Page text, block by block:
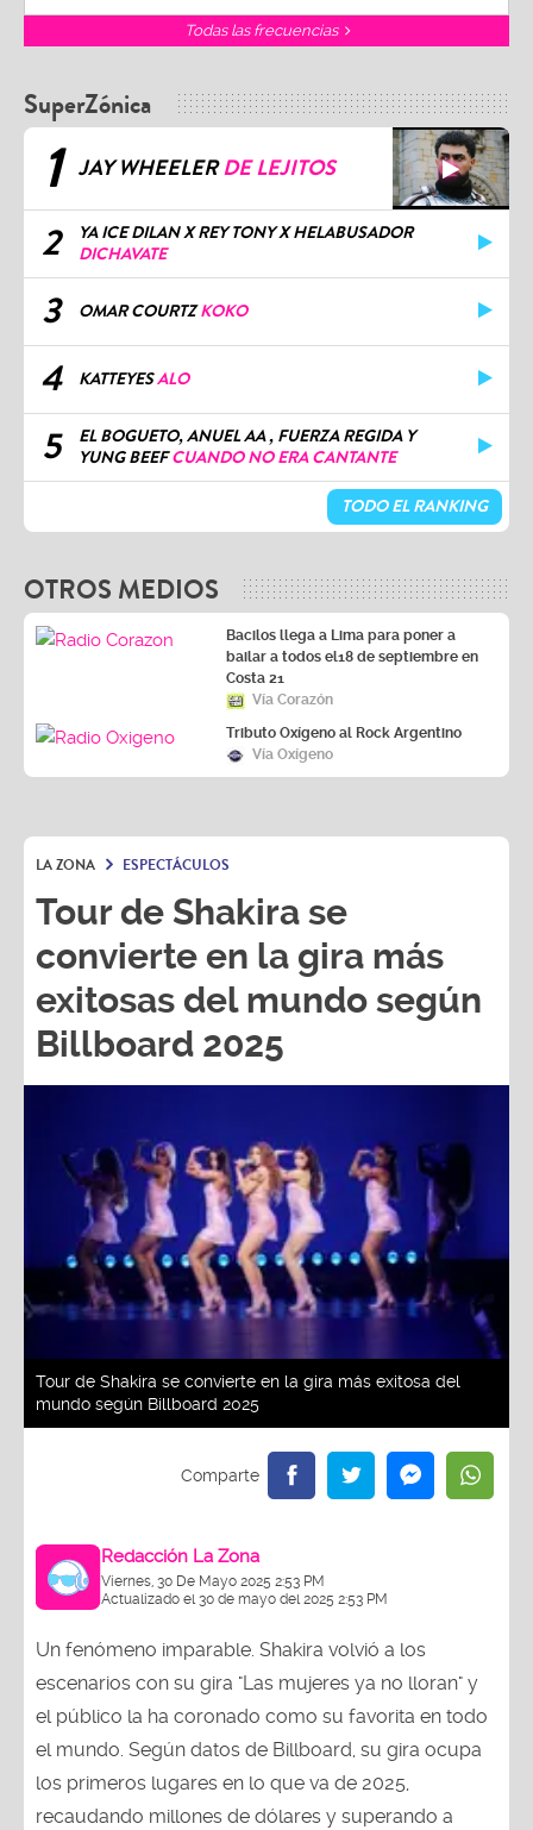
Todas las frecuencias
SuperZónica
1 JAY WHEELERDE LEJITOS
2
YA ICE DILAN X REY TONY X HELABUSADOR
DICHAVATE
3 OMAR COURTZKOKO
4 KATTEYESALO
5
EL BOGUETO, ANUEL AA , FUERZA REGIDA Y
YUNG BEEFCUANDO NO ERA CANTANTE
TODO EL RANKING
OTROS MEDIOS
Bacilos llega a Lima para poner a
bailar a todos el18 de septiembre en
Costa 21
Vía Corazón
Tributo Oxígeno al Rock Argentino
Vía Oxígeno
LA ZONA ESPECTÁCULOS
Tour de Shakira se
convierte en la gira más
exitosas del mundo según
Billboard 2025
Tour de Shakira se convierte en la gira más exitosa del
mundo según Billboard 2025
Redacción La Zona
Viernes, 30 De Mayo 2025 2:53 PM
Actualizado el 30 de mayo del 2025 2:53 PM
Un fenómeno imparable. Shakira volvió a los
escenarios con su gira "Las mujeres ya no lloran" y
el público la ha coronado como su favorita en todo
el mundo. Según datos de Billboard, su gira ocupa
los primeros lugares en lo que va de 2025,
recaudando millones de dólares y superando a